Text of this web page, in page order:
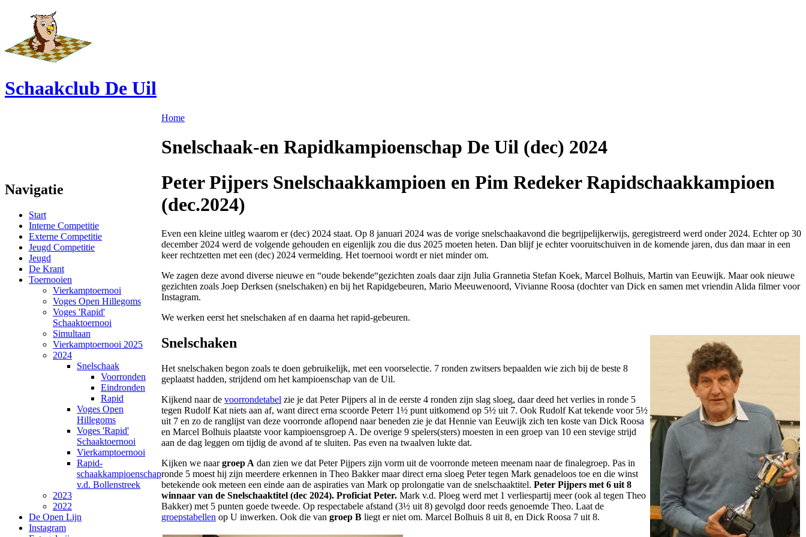
Schaakclub De Uil
Navigatie
Start
Interne Competitie
Externe Competitie
Jeugd Competitie
Jeugd
De Krant
Toernooien
Vierkamptoernooi
Voges Open Hillegoms
Voges 'Rapid'
Schaaktoernooi
Simultaan
Vierkamptoernooi 2025
2024
Snelschaak
Voorronden
Eindronden
Rapid
Voges Open
Hillegoms
Voges 'Rapid'
Schaaktoernooi
Vierkamptoernooi
Rapid-
schaakkampioenschap
v.d. Bollenstreek
2023
2022
De Open Lijn
Instagram
Home
Snelschaak-en Rapidkampioenschap De Uil (dec) 2024
Peter Pijpers Snelschaakkampioen en Pim Redeker Rapidschaakkampioen
(dec.2024)
Even een kleine uitleg waarom er (dec) 2024 staat. Op 8 januari 2024 was de vorige snelschaakavond die begrijpelijkerwijs, geregistreerd werd onder 2024. Echter op 30
december 2024 werd de volgende gehouden en eigenlijk zou die dus 2025 moeten heten. Dan blijf je echter vooruitschuiven in de komende jaren, dus dan maar in een
keer rechtzetten met een (dec) 2024 vermelding. Het toernooi wordt er niet minder om.
We zagen deze avond diverse nieuwe en “oude bekende“gezichten zoals daar zijn Julia Grannetia Stefan Koek, Marcel Bolhuis, Martin van Eeuwijk. Maar ook nieuwe
gezichten zoals Joep Derksen (snelschaken) en bij het Rapidgebeuren, Mario Meeuwenoord, Vivianne Roosa (dochter van Dick en samen met vriendin Alida filmer voor
Instagram.
We werken eerst het snelschaken af en daarna het rapid-gebeuren.
Snelschaken
Het snelschaken begon zoals te doen gebruikelijk, met een voorselectie. 7 ronden zwitsers bepaalden wie zich bij de beste 8
geplaatst hadden, strijdend om het kampioenschap van de Uil.
Kijkend naar de voorrondetabel zie je dat Peter Pijpers al in de eerste 4 ronden zijn slag sloeg, daar deed het verlies in ronde 5
tegen Rudolf Kat niets aan af, want direct erna scoorde Peterr 1½ punt uitkomend op 5½ uit 7. Ook Rudolf Kat tekende voor 5½
uit 7 en zo de ranglijst van deze voorronde aflopend naar beneden zie je dat Hennie van Eeuwijk zich ten koste van Dick Roosa
en Marcel Bolhuis plaatste voor kampioensgroep A. De overige 9 spelers(sters) moesten in een groep van 10 een stevige strijd
aan de dag leggen om tijdig de avond af te sluiten. Pas even na twaalven lukte dat.
Kijken we naargroep A dan zien we dat Peter Pijpers zijn vorm uit de voorronde meteen meenam naar de finalegroep. Pas in
ronde 5 moest hij zijn meerdere erkennen in Theo Bakker maar direct erna sloeg Peter tegen Mark genadeloos toe en die winst
betekende ook meteen een einde aan de aspiraties van Mark op prolongatie van de snelschaaktitel. Peter Pijpers met 6 uit 8
winnaar van de Snelschaaktitel (dec 2024). Proficiat Peter. Mark v.d. Ploeg werd met 1 verliespartij meer (ook al tegen Theo
Bakker) met 5 punten goede tweede. Op respectabele afstand (3½ uit 8) gevolgd door reeds genoemde Theo. Laat de
groepstabellen op U inwerken. Ook die van groep B liegt er niet om. Marcel Bolhuis 8 uit 8, en Dick Roosa 7 uit 8.